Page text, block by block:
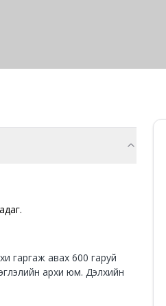
гаргаж авах 600 гаруй
архи юм. Дэлхийн